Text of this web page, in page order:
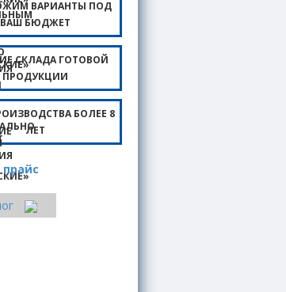
ВАРИАНТЫ ПОД
ВАШ БЮДЖЕТ
СКЛАДА ГОТОВОЙ
ПРОДУКЦИИ
БОЛЕЕ 8
ЛЕТ